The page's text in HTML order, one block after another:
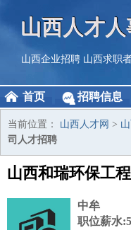
山西人才人
山西企业招聘 山西求职
首页 招聘信息
当前位置： 山西人才网 >
司人才招聘
山西和瑞环保工
中牟
职位薪水